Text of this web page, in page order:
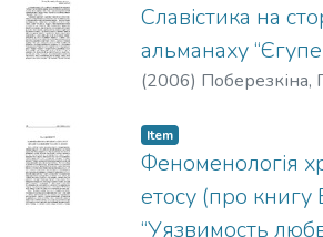
Славістика на
альманаху
(2006) Поберезкіна,
Item
Феноменологія
етосу (про
“Уязвимость